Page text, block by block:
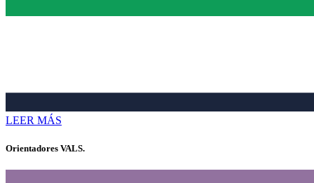
LEER MÁS
Orientadores VALS.